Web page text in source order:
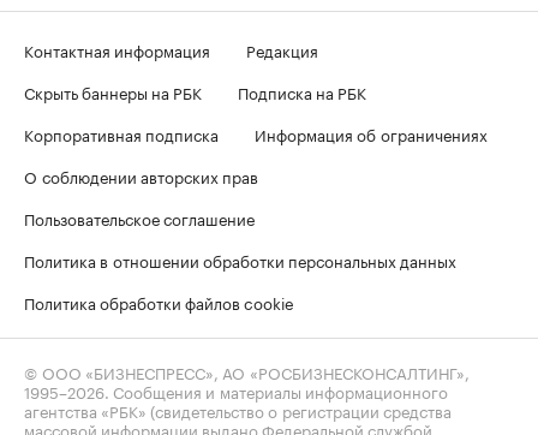
Контактная информация
Редакция
Скрыть баннеры на РБК
Подписка на РБК
Корпоративная подписка
Информация об ограничениях
О соблюдении авторских прав
Пользовательское соглашение
Политика в отношении обработки персональных данных
Политика обработки файлов cookie
© ООО «БИЗНЕСПРЕСС», АО «РОСБИЗНЕСКОНСАЛТИНГ»,
1995–2026. Сообщения и материалы информационного
агентства «РБК» (свидетельство о регистрации средства
массовой информации выдано Федеральной службой